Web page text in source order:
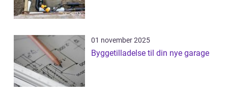
01 november 2025
Byggetilladelse til din nye garage